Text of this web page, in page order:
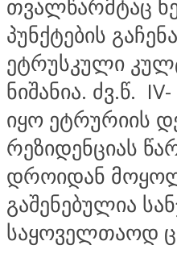
თვალწარმტაც
პუნქტების
ეტრუსკული
ნიშანია. ძვ.წ.
იყო ეტრურიის
რეზიდენციას
დროიდან
გაშენებულია
საყოველთაოდ